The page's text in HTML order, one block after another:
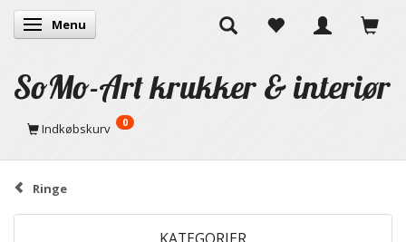
Skifte navigation
Menu
SoMo-Art krukker & interiør
Indkøbskurv 0
Ringe